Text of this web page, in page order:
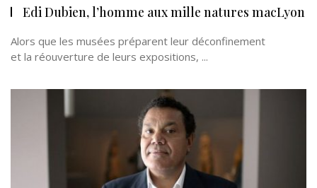
Edi Dubien, l’homme aux mille natures macLyon
Alors que les musées préparent leur déconfinement
et la réouverture de leurs expositions, ...